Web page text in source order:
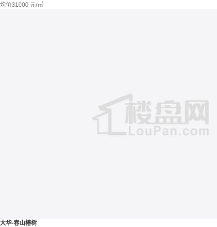
均价31000 元/㎡
大华·春山椿树